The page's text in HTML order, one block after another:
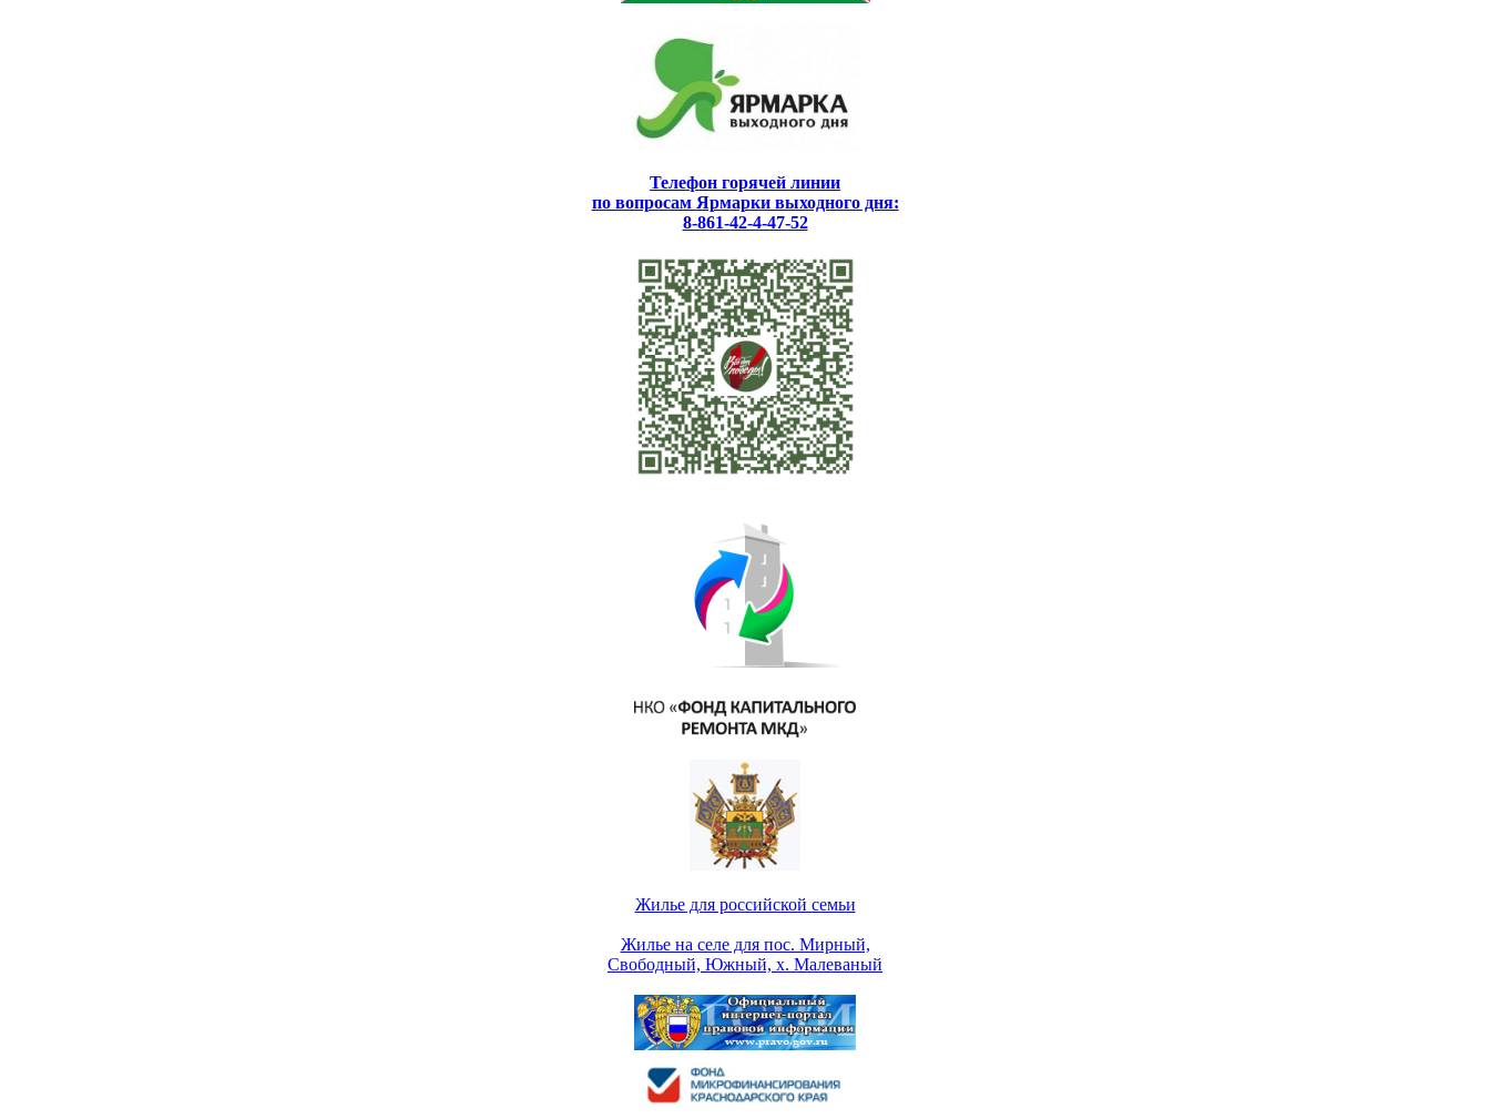
Телефон горячей линии
по вопросам Ярмарки выходного дня:
8-861-42-4-47-52
Жилье для российской семьи
Жилье на селе для пос. Мирный,
Свободный, Южный, х. Малеваный